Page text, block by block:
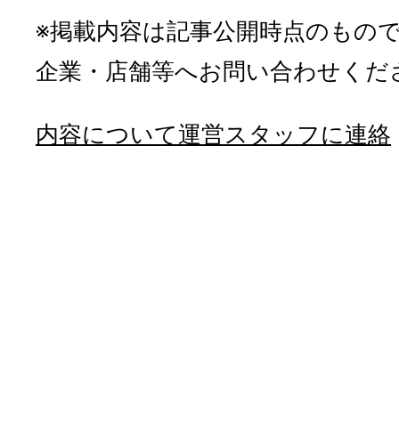
※掲載内容は記事公開時点のもの
企業・店舗等へお問い合わせくだ
内容について運営スタッフに連絡